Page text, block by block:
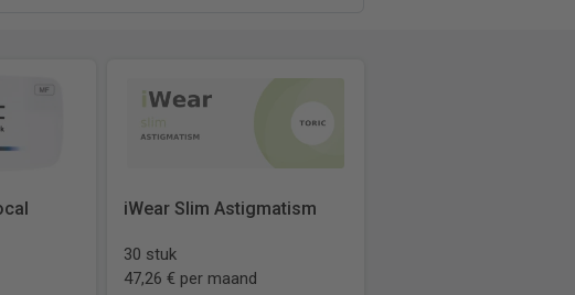
iWear Slim Astigmatism
30 stuk
47,26 € per maand